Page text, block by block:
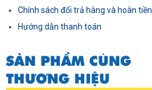
Chính sách đổi trả hàng và hoàn tiền
Hướng dẫn thanh toán
SẢN PHẨM CÙNG
THƯƠNG HIỆU